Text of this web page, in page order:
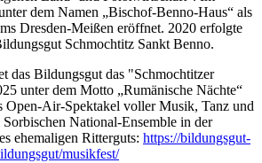
dem Namen „Bischof-Benno-Haus“ als
Dresden-Meißen eröffnet. 2020 erfolgte
Schmochtitz Sankt Benno.
das Bildungsgut das "Schmochtitzer
unter dem Motto „Rumänische Nächte“
Open-Air-Spektakel voller Musik, Tanz und
National-Ensemble in der
ehemaligen Ritterguts: https://bildungsgut-
musikfest/